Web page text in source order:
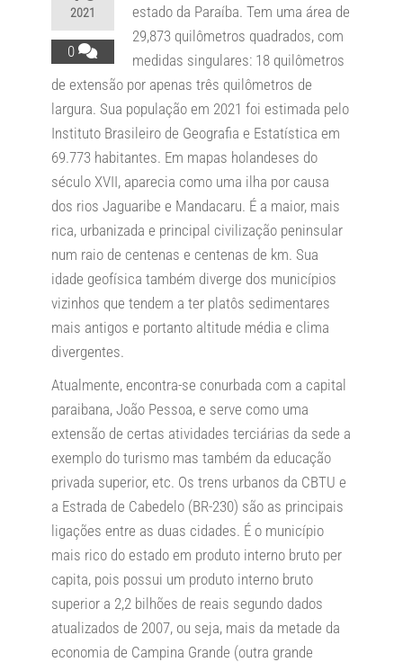
2021
0
estado da Paraíba. Tem uma área de
29,873 quilômetros quadrados, com
medidas singulares: 18 quilômetros
de extensão por apenas três quilômetros de
largura. Sua população em 2021 foi estimada pelo
Instituto Brasileiro de Geografia e Estatística em
69.773 habitantes. Em mapas holandeses do
século XVII, aparecia como uma ilha por causa
dos rios Jaguaribe e Mandacaru. É a maior, mais
rica, urbanizada e principal civilização peninsular
num raio de centenas e centenas de km. Sua
idade geofísica também diverge dos municípios
vizinhos que tendem a ter platôs sedimentares
mais antigos e portanto altitude média e clima
divergentes.
Atualmente, encontra-se conurbada com a capital
paraibana, João Pessoa, e serve como uma
extensão de certas atividades terciárias da sede a
exemplo do turismo mas também da educação
privada superior, etc. Os trens urbanos da CBTU e
a Estrada de Cabedelo (BR-230) são as principais
ligações entre as duas cidades. É o município
mais rico do estado em produto interno bruto per
capita, pois possui um produto interno bruto
superior a 2,2 bilhões de reais segundo dados
atualizados de 2007, ou seja, mais da metade da
economia de Campina Grande (outra grande